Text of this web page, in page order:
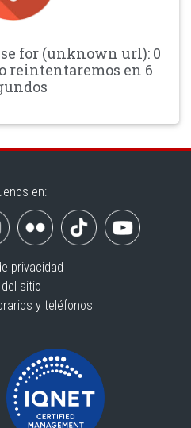
for (unknown url): 0
reintentaremos en 6
en:
privacidad
sitio
y teléfonos